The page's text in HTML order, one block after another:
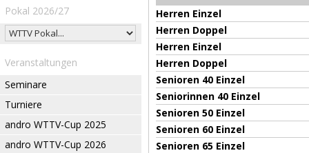
Pokal 2026/27
Veranstaltungen
Seminare
Turniere
andro WTTV-Cup 2025
andro WTTV-Cup 2026
Herren Einzel
Herren Doppel
Herren Einzel
Herren Doppel
Senioren 40 Einzel
Seniorinnen 40 Einzel
Senioren 50 Einzel
Senioren 60 Einzel
Senioren 65 Einzel